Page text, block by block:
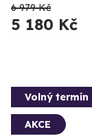
6 979 Kč
5 180 Kč
Volný termín
AKCE